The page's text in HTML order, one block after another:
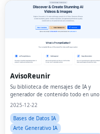
AvisoReunir
Su biblioteca de mensajes de IA y
generador de contenido todo en uno
2025-12-22
Bases de Datos IA
Arte Generativo IA